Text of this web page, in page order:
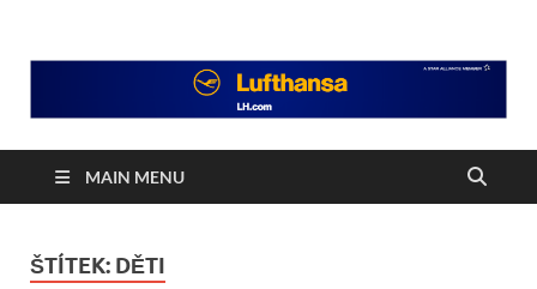
MAIN MENU
ŠTÍTEK: DĚTI